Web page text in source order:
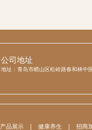
公司地址
地址：青岛市崂山区松岭路春和林中
产品展示 | 健康养生 | 招商